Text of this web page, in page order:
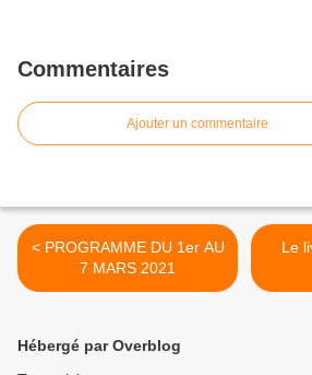
Commentaires
Ajouter un commentaire
< PROGRAMME DU 1er AU
7 MARS 2021
Le
Hébergé par Overblog